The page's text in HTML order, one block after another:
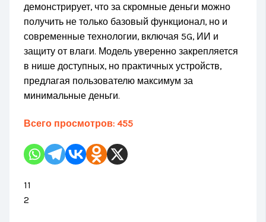
демонстрирует, что за скромные деньги можно
получить не только базовый функционал, но и
современные технологии, включая 5G, ИИ и
защиту от влаги. Модель уверенно закрепляется
в нише доступных, но практичных устройств,
предлагая пользователю максимум за
минимальные деньги.
Всего просмотров: 455
11
2